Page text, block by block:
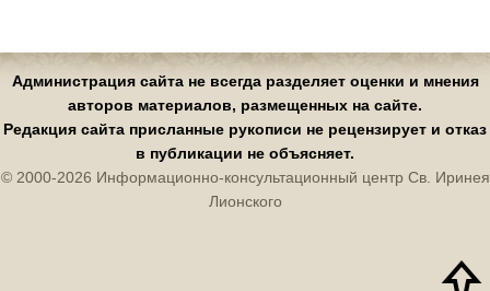
Администрация сайта не всегда разделяет оценки и мнения
авторов материалов, размещенных на сайте.
Редакция сайта присланные рукописи не рецензирует и отказ
в публикации не объясняет.
© 2000-2026 Информационно-консультационный центр Св. Иринея
Лионского